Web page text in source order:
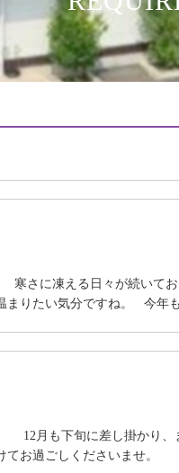
寒さに凍える日々が続いて
まりたい気分ですね。 今年
12月も下旬に差し掛かり、
てお過ごしくださいませ。